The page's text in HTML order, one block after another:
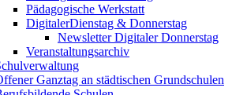
Pädagogische Werkstatt
DigitalerDienstag & Donnerstag
Newsletter Digitaler Donnerstag
Veranstaltungsarchiv
Ganztag an städtischen Grundschulen